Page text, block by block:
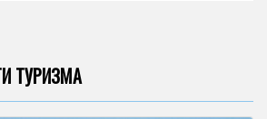
ТУРИЗМА